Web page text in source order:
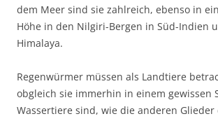
dem Meer sind sie zahlreich, ebenso in
Höhe in den Nilgiri-Bergen in Süd-Indien
Himalaya.
Regenwürmer müssen als Landtiere
obgleich sie immerhin in einem gewissen
Wassertiere sind, wie die anderen Glieder